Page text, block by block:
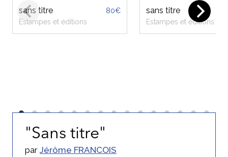
titre
et éditions
sans titre
Estampes et éditions
80€
"Sans titre"
par Jérôme FRANCOIS